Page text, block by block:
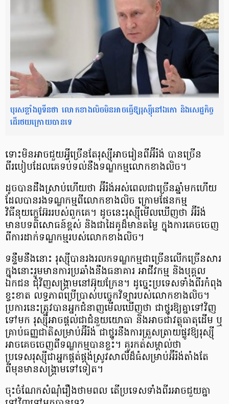
បុរសខ្លាំងពូទីនថា លោកខាងលិចមិនអាចធ្វើឱ្យរុស្ស៊ីនៅឯកោ និងសេដ្ឋកិច្ច
ដើរថយក្រោយបានទេ
ទោះមិនអាចជួយអ្វីច្រើនតែរុស្ស៊ីអាចរៀនពីអ៊ីរ៉ង់ បានច្រើន
ពីរបៀប​ដែលគេទប់ទល់នឹងទណ្ឌកម្មលោកខាងលិច។
ដូចបានដឹងស្រាប់ហើយថា អ៊ីរ៉ង់អស់ពេលជាច្រើនឆ្នាំមកហើយ
ដែលបានរងទណ្ឌកម្មពីលោកខាងលិច ក្រោមផែនកម្ម
វិធីនុយក្លេអ៊ែររបស់ពួកគេ។ ដូចនេះរុស្ស៊ីមើលឃើញថា អ៊ីរ៉ង់
មានបទពិសោធន៍ខ្ពស់ និងជាដៃគូដ៏មានតម្លៃ ក្នុងការគេចចេញ​
ពីការដាក់ទណ្ឌកម្មរបស់លោកខាងលិច។
ទន្ទឹមនឹងនោះ រុស្ស៊ីបានរង​រលកទណ្ឌកម្មជាច្រើនលើកច្រើនសារ
ក្នុងនោះរួមមានការប្រឆាំងនឹងធនាគារ អាជីវកម្ម និងបុគ្គល
ឯកជន ជុំវិញសង្គ្រាមនៅអ៊ុយក្រែន។ ដូច្នេះប្រទេសទាំងពីរកំពុង
ខ្វះខាត លទ្ធភាពប្រើប្រាស់បច្ចេកវិទ្យា​របស់​លោកខាងលិច។
ប្រការនេះត្រូវបានអ្នកជំនាញមើលឃើញថា ជាថ្នូរឱ្យគ្នាទៅវិញ
ទៅមក រុស្ស៊ីអាចផ្តល់ជាជំនួយយោធា និងអាចជាវត្ថុធាតុដើម ឬ
គ្រាប់ធញ្ញជាតិសម្រាប់អ៊ីរ៉ង់ ជាថ្នូរនឹងការត្រួសត្រាយ​ផ្លូវឱ្យរុស្ស៊ី
អាចគេចចេញពីទណ្ឌកម្មបានខ្លះ។ គួរកត់សម្គាល់ថា
ប្រទេសរុស្ស៊ីជា​អ្នកផ្គត់ផ្គង់ស្រូវសាលីដ៏ធំសម្រាប់អ៊ីរ៉ង់តាំងតែ
ពីមុនមានសង្គ្រាមទៅទៀត។
ចុះចំណែកសំណុំរឿងថាមពល តើប្រទេសទាំងពីរអាចជួយគ្នា